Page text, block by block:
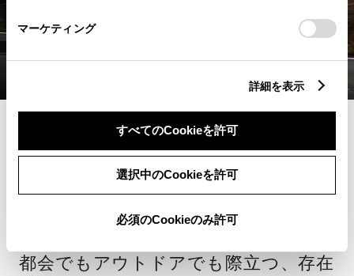
マーケティング
詳細を表示
すべてのCookieを許可
選択中のCookieを許可
必須のCookieのみ許可
SUV
bZ4X Touring
都会でもアウトドアでも際立つ、存在